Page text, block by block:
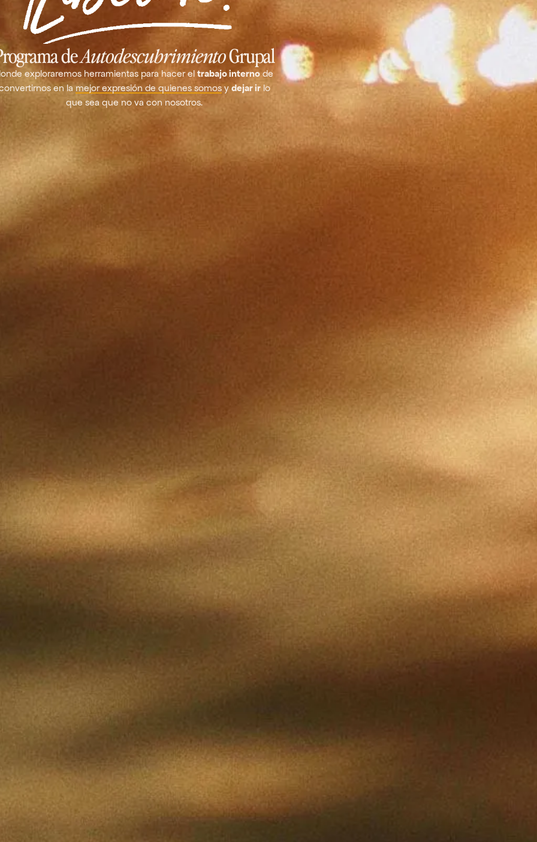
deAutodescubrimientoGrupal
exploraremos herramientas para hacer el trabajo internode
en la mejor expresión de quienes somosydejar irlo
que sea que no va con nosotros.